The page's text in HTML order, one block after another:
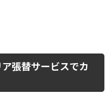
張替サービスでカ